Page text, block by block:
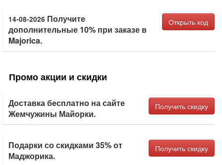
14-08-2026 Получите
дополнительные 10% при заказе в
Majorica.
Открыть код
Промо акции и скидки
Доставка бесплатно на сайте
Жемчужины Майорки.
Получить скидку
Подарки со скидками 35% от
Маджорика.
Получить скидку